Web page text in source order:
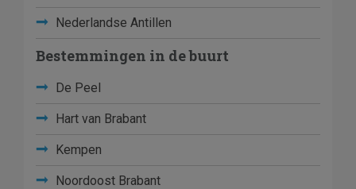
Nederlandse Antillen
Bestemmingen in de buurt
De Peel
Hart van Brabant
Kempen
Noordoost Brabant